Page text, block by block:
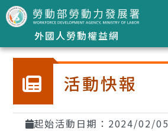
跳到主要內容區塊
外國人勞動權益網
活動快報
起始活動日期：2024/02/05